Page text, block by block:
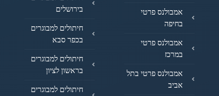
אמבולנס פרטי
בחיפה
אמבולנס פרטי
במרכז
אמבולנס פרטי בתל
אביב
בירושלים
חיתולים למבוגרים
בכפר סבא
חיתולים למבוגרים
בראשון לציון
חיתולים למבוגרים